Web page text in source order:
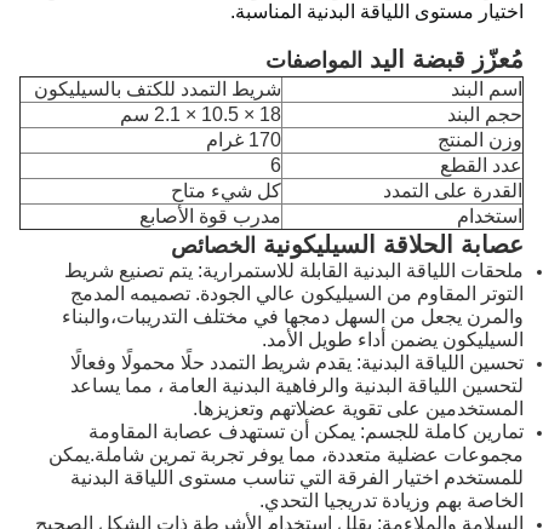
اختيار مستوى اللياقة البدنية المناسبة.
مُعزّز قبضة اليد المواصفات
اسم البند
شريط التمدد للكتف بالسيليكون
حجم البند
18 × 10.5 × 2.1 سم
وزن المنتج
170 غرام
عدد القطع
6
القدرة على التمدد
كل شيء متاح
استخدام
مدرب قوة الأصابع
عصابة الحلاقة السيليكونية الخصائص
ملحقات اللياقة البدنية القابلة للاستمرارية: يتم تصنيع شريط
التوتر المقاوم من السيليكون عالي الجودة. تصميمه المدمج
والمرن يجعل من السهل دمجها في مختلف التدريبات،والبناء
السيليكون يضمن أداء طويل الأمد.
تحسين اللياقة البدنية: يقدم شريط التمدد حلًا محمولًا وفعالًا
لتحسين اللياقة البدنية والرفاهية البدنية العامة ، مما يساعد
المستخدمين على تقوية عضلاتهم وتعزيزها.
تمارين كاملة للجسم: يمكن أن تستهدف عصابة المقاومة
مجموعات عضلية متعددة، مما يوفر تجربة تمرين شاملة.يمكن
للمستخدم اختيار الفرقة التي تناسب مستوى اللياقة البدنية
الخاصة بهم وزيادة تدريجيا التحدي.
السلامة والملاءمة: يقلل استخدام الأشرطة ذات الشكل الصحيح